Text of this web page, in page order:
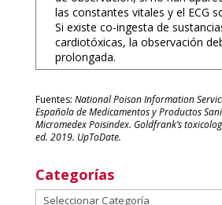
las constantes vitales y el ECG
Si existe co-ingesta de
cardiotóxicas, la observación
prolongada.
Fuentes: National Poison Information
Española de Medicamentos y Productos
Micromedex Poisindex. Goldfrank’s
ed. 2019. UpToDate.
Categorías
Categorías